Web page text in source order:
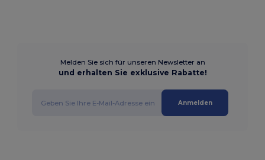
Melden Sie sich für unseren Newsletter an
und erhalten Sie exklusive Rabatte!
Anmelden